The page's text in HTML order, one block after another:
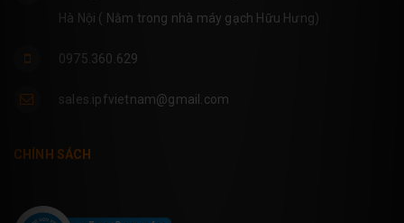
Hà Nội ( Nằm trong nhà máy gạch Hữu Hưng)
0975.360.629
sales.ipfvietnam@gmail.com
CHÍNH SÁCH